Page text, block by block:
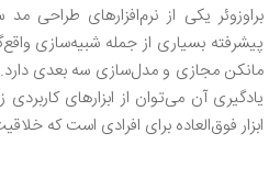
براوزوئر یکی از نرم‌افزار‌های طراحی
پیشرفته بسیاری از جمله شبیه‌سازی
مانکن مجازی و مدل‌سازی سه بعدی دارد.
یادگیری آن می‌توان از ابزارهای کاربردی
ابزار فوق‌العاده برای افرادی است که